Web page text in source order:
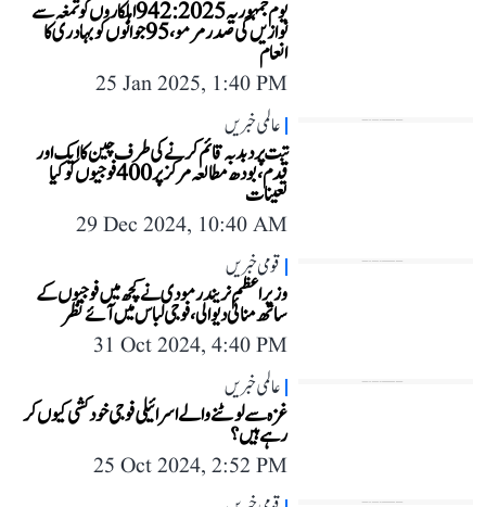
یوم جمہوریہ 2025: 942 اہلکاروں کو تمغہ سے
نوازیں گی صدر مرمو، 95 جوانوں کو بہادری کا
انعام
25 Jan 2025, 1:40 PM
عالمی خبریں
تبت پر دبدبہ قائم کرنے کی طرف چین کا ایک اور
قدم، بودھ مطالعہ مرکز پر 400 فوجیوں کو کیا
تعینات
29 Dec 2024, 10:40 AM
قومی خبریں
وزیر اعظم نریندر مودی نے کچھ میں فوجیوں کے
ساتھ منائی دیوالی، فوجی لباس میں آئے نظر
31 Oct 2024, 4:40 PM
عالمی خبریں
غزہ سے لوٹنے والے اسرائیلی فوجی خودکشی کیوں کر
رہے ہیں؟
25 Oct 2024, 2:52 PM